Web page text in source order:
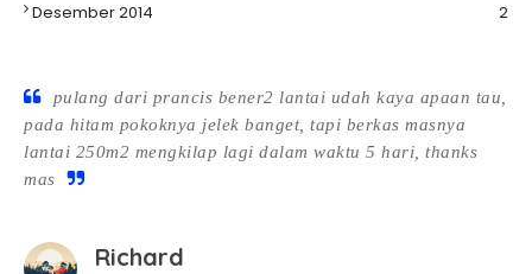
Desember 2014
2
pulang dari prancis bener2 lantai udah kaya apaan tau,
pada hitam pokoknya jelek banget, tapi berkas masnya
lantai 250m2 mengkilap lagi dalam waktu 5 hari, thanks
mas
Richard